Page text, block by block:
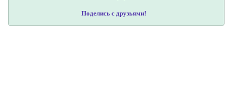
Поделись с друзьями!